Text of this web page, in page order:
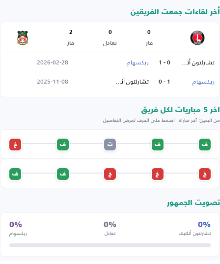
أخر لقاءات جمعت الفريقين
0
فاز
0
تعادل
2
فاز
تشارلتون أثلتيك 0 - 1 ريكسهام
2026-02-28
ريكسهام
1 - 0 تشارلتون أثلتيك 2025-11-08
اخر 5 مباريات لكل فريق
من اليمين: آخر مباراة · اضغط على الحرف لعرض التفاصيل
ف ف ت ف خ
خ خ خ ف ف
تصويت الجمهور
0%
تشارلتون أثلتيك
0%
تعادل
0%
ريكسهام